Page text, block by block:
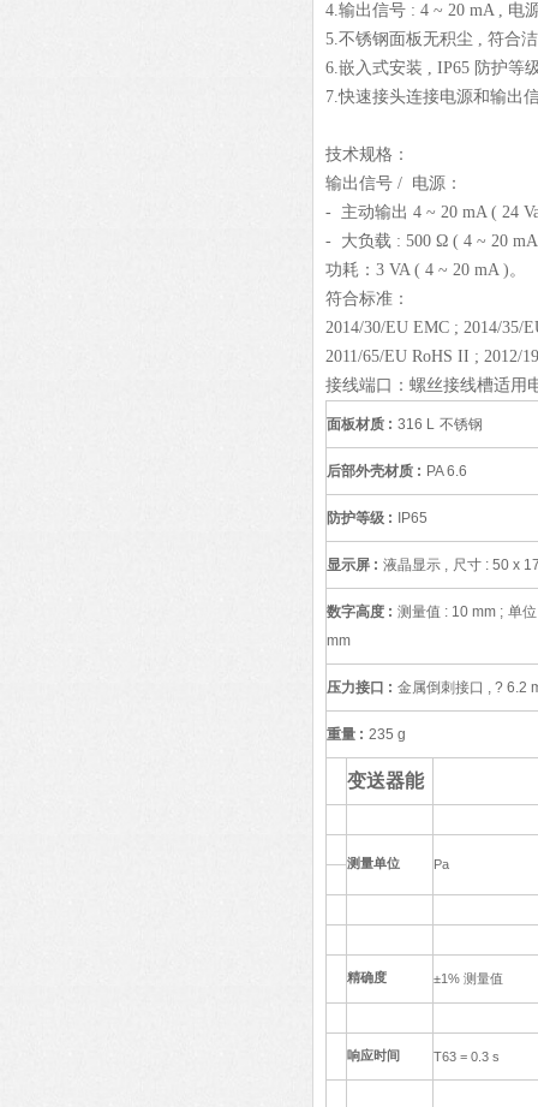
4.输出信号 : 4 ~ 20 mA , 电
5.不锈钢面板无积尘 , 符合
6.嵌入式安装 , IP65 防护等
7.快速接头连接电源和输出
技术规格：
输出信号 / 电源：
- 主动输出 4 ~ 20 mA ( 24
- 大负载 : 500 Ω ( 4 ~ 20
功耗：3 VA ( 4 ~ 20 mA )。
符合标准：
2014/30/EU EMC ; 2014/35/
2011/65/EU RoHS II ; 2012/
接线端口：螺丝接线槽适用
面板材质 : 316 L 不锈钢
后部外壳材质 : PA 6.6
防护等级 : IP65
显示屏 : 液晶显示 , 尺寸 : 50 x
数字高度 : 测量值 : 10 mm ; 单
mm
压力接口 : 金属倒刺接口 , ? 6.2
重量 : 235 g
变送器能
测量单位 Pa
精确度 ±1% 测量值
响应时间 T63 = 0.3 s